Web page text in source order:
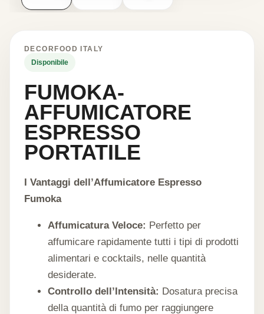
DECORFOOD ITALY
Disponibile
FUMOKA-
AFFUMICATORE
ESPRESSO
PORTATILE
I Vantaggi dell’Affumicatore Espresso
Fumoka
Affumicatura Veloce: Perfetto per
affumicare rapidamente tutti i tipi di prodotti
alimentari e cocktails, nelle quantità
desiderate.
Controllo dell’Intensità: Dosatura precisa
della quantità di fumo per raggiungere